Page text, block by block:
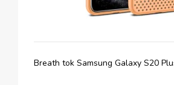
Breath tok Samsung Galaxy S20